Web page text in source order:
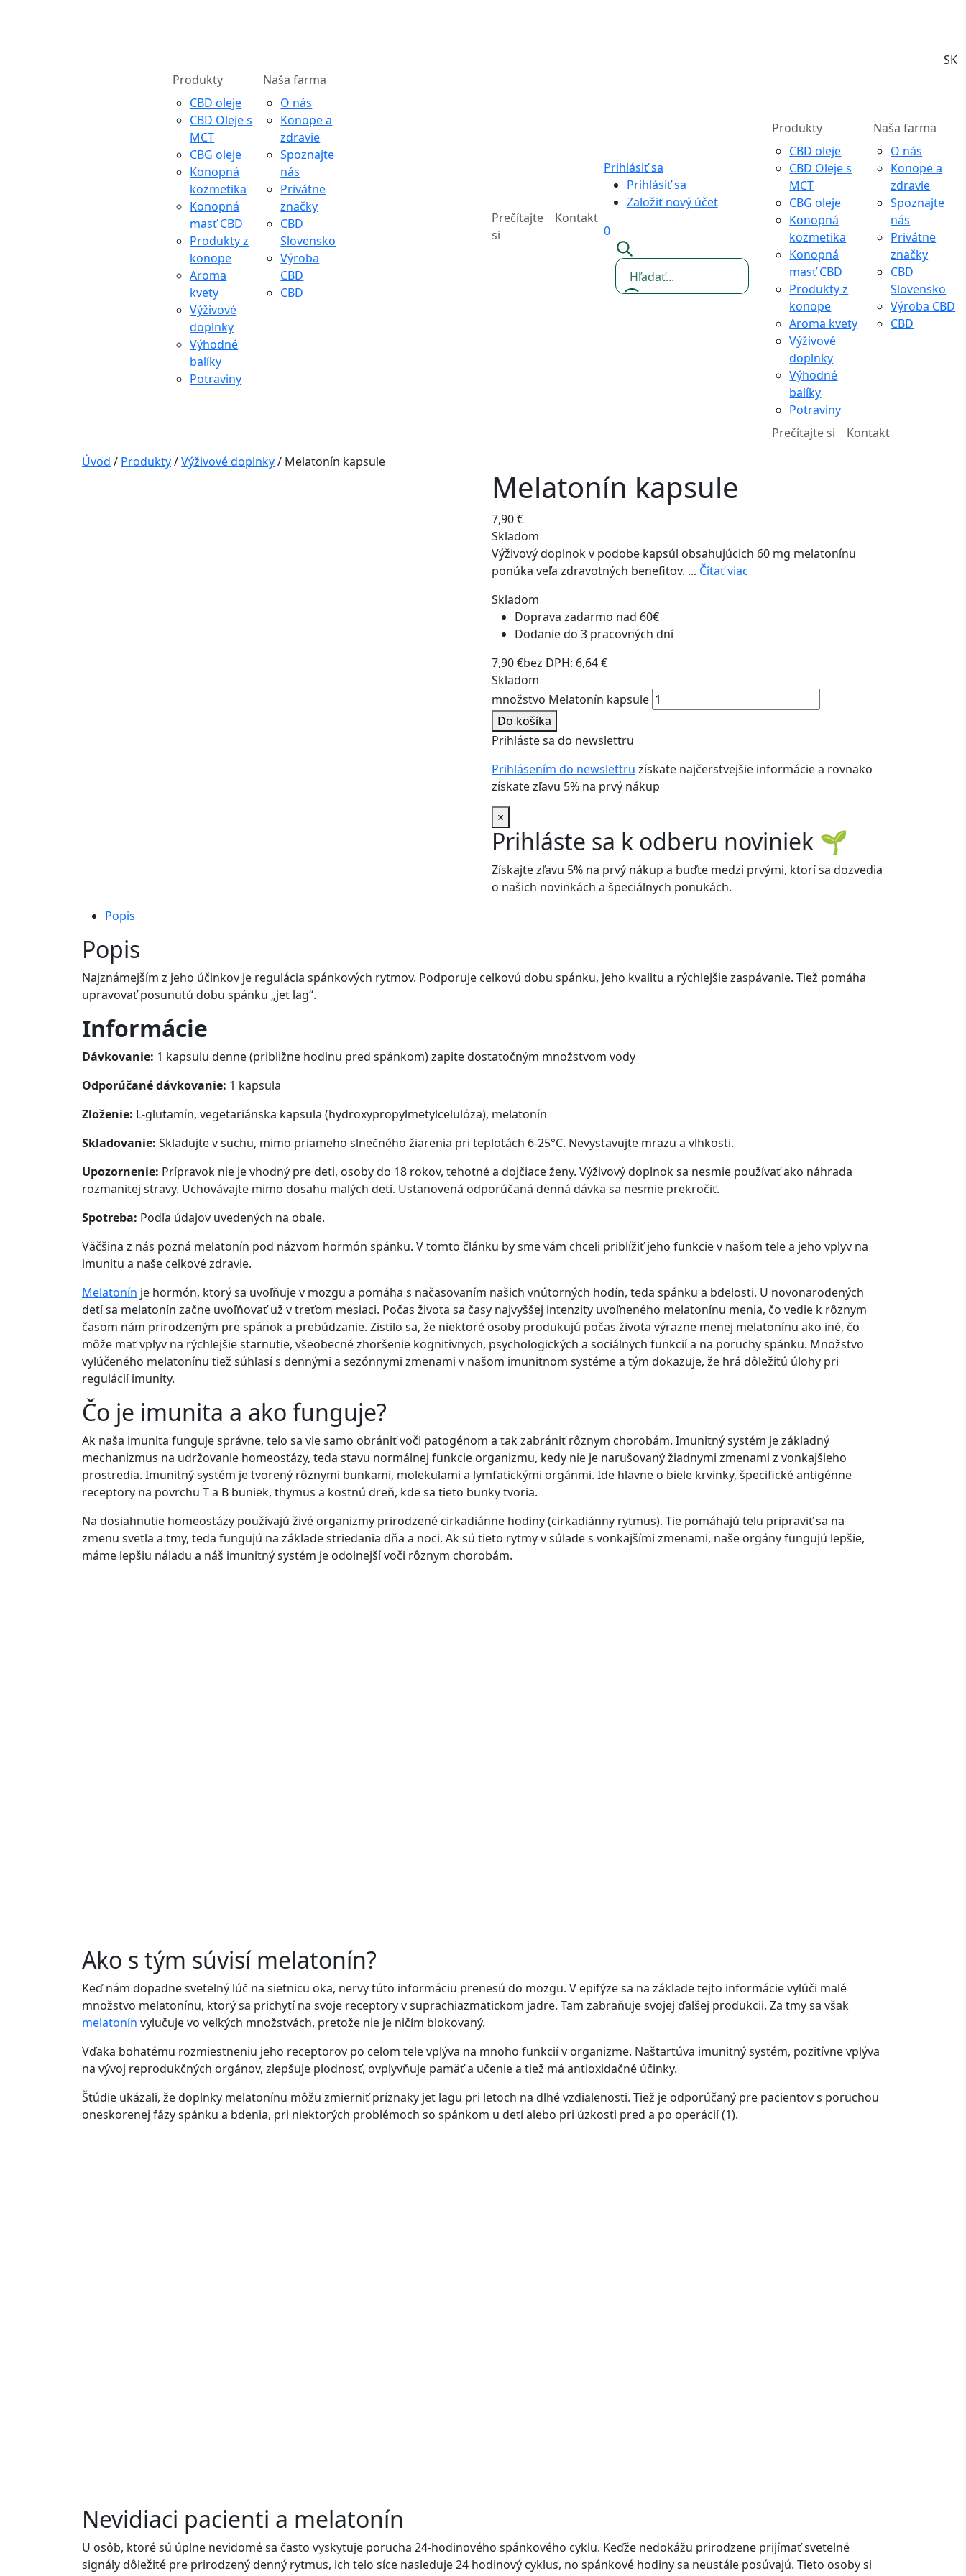
Produkty
CBD oleje
CBD Oleje s
MCT
CBG oleje
Konopná
kozmetika
Konopná
masť CBD
Produkty z
konope
Aroma
kvety
Výživové
doplnky
Výhodné
balíky
Potraviny
Naša farma
O nás
Konope a
zdravie
Spoznajte
nás
Privátne
značky
CBD
Slovensko
Výroba
CBD
CBD
Prečítajte
si
Kontakt
Prihlásiť sa
Prihlásiť sa
Založiť nový účet
0
SK
Produkty
CBD oleje
CBD Oleje s
MCT
CBG oleje
Konopná
kozmetika
Konopná
masť CBD
Produkty z
konope
Aroma kvety
Výživové
doplnky
Výhodné
balíky
Potraviny
Naša farma
O nás
Konope a
zdravie
Spoznajte
nás
Privátne
značky
CBD
Slovensko
Výroba CBD
CBD
Prečítajte si
Kontakt
Úvod / Produkty/Výživové doplnky/ Melatonín kapsule
Melatonín kapsule
7,90€
Skladom
Výživový doplnok v podobe kapsúl obsahujúcich 60 mg melatonínu
ponúka veľa zdravotných benefitov. ... Čítať viac
Skladom
Doprava zadarmo nad 60€
Dodanie do 3 pracovných dní
7,90€bez DPH: 6,64€
Skladom
množstvo Melatonín kapsule
Do košíka
Prihláste sa do newslettru
Prihlásením do newslettru získate najčerstvejšie informácie a rovnako
získate zľavu 5% na prvý nákup
×
Prihláste sa k odberu noviniek 🌱
Získajte zľavu 5% na prvý nákup a buďte medzi prvými, ktorí sa dozvedia
o našich novinkách a špeciálnych ponukách.
Popis
Popis
Najznámejším z jeho účinkov je regulácia spánkových rytmov. Podporuje celkovú dobu spánku, jeho kvalitu a rýchlejšie zaspávanie. Tiež pomáha
upravovať posunutú dobu spánku „jet lag“.
Informácie
Dávkovanie: 1 kapsulu denne (približne hodinu pred spánkom) zapite dostatočným množstvom vody
Odporúčané dávkovanie: 1 kapsula
Zloženie: L-glutamín, vegetariánska kapsula (hydroxypropylmetylcelulóza), melatonín
Skladovanie: Skladujte v suchu, mimo priameho slnečného žiarenia pri teplotách 6-25°C. Nevystavujte mrazu a vlhkosti.
Upozornenie: Prípravok nie je vhodný pre deti, osoby do 18 rokov, tehotné a dojčiace ženy. Výživový doplnok sa nesmie používať ako náhrada
rozmanitej stravy. Uchovávajte mimo dosahu malých detí. Ustanovená odporúčaná denná dávka sa nesmie prekročiť.
Spotreba: Podľa údajov uvedených na obale.
Väčšina z nás pozná melatonín pod názvom hormón spánku. V tomto článku by sme vám chceli priblížiť jeho funkcie v našom tele a jeho vplyv na
imunitu a naše celkové zdravie.
Melatonín je hormón, ktorý sa uvoľňuje v mozgu a pomáha s načasovaním našich vnútorných hodín, teda spánku a bdelosti. U novonarodených
detí sa melatonín začne uvoľňovať už v treťom mesiaci. Počas života sa časy najvyššej intenzity uvoľneného melatonínu menia, čo vedie k rôznym
časom nám prirodzeným pre spánok a prebúdzanie. Zistilo sa, že niektoré osoby produkujú počas života výrazne menej melatonínu ako iné, čo
môže mať vplyv na rýchlejšie starnutie, všeobecné zhoršenie kognitívnych, psychologických a sociálnych funkcií a na poruchy spánku. Množstvo
vylúčeného melatonínu tiež súhlasí s dennými a sezónnymi zmenami v našom imunitnom systéme a tým dokazuje, že hrá dôležitú úlohy pri
regulácií imunity.
Čo je imunita a ako funguje?
Ak naša imunita funguje správne, telo sa vie samo obrániť voči patogénom a tak zabrániť rôznym chorobám. Imunitný systém je základný
mechanizmus na udržovanie homeostázy, teda stavu normálnej funkcie organizmu, kedy nie je narušovaný žiadnymi zmenami z vonkajšieho
prostredia. Imunitný systém je tvorený rôznymi bunkami, molekulami a lymfatickými orgánmi. Ide hlavne o biele krvinky, špecifické antigénne
receptory na povrchu T a B buniek, thymus a kostnú dreň, kde sa tieto bunky tvoria.
Na dosiahnutie homeostázy používajú živé organizmy prirodzené cirkadiánne hodiny (cirkadiánny rytmus). Tie pomáhajú telu pripraviť sa na
zmenu svetla a tmy, teda fungujú na základe striedania dňa a noci. Ak sú tieto rytmy v súlade s vonkajšími zmenami, naše orgány fungujú lepšie,
máme lepšiu náladu a náš imunitný systém je odolnejší voči rôznym chorobám.
Ako s tým súvisí melatonín?
Keď nám dopadne svetelný lúč na sietnicu oka, nervy túto informáciu prenesú do mozgu. V epifýze sa na základe tejto informácie vylúči malé
množstvo melatonínu, ktorý sa prichytí na svoje receptory v suprachiazmatickom jadre. Tam zabraňuje svojej ďalšej produkcii. Za tmy sa však
melatonín vylučuje vo veľkých množstvách, pretože nie je ničím blokovaný.
Vďaka bohatému rozmiestneniu jeho receptorov po celom tele vplýva na mnoho funkcií v organizme. Naštartúva imunitný systém, pozitívne vplýva
na vývoj reprodukčných orgánov, zlepšuje plodnosť, ovplyvňuje pamäť a učenie a tiež má antioxidačné účinky.
Štúdie ukázali, že doplnky melatonínu môžu zmierniť príznaky jet lagu pri letoch na dlhé vzdialenosti. Tiež je odporúčaný pre pacientov s poruchou
oneskorenej fázy spánku a bdenia, pri niektorých problémoch so spánkom u detí alebo pri úzkosti pred a po operácií (1).
Nevidiaci pacienti a melatonín
U osôb, ktoré sú úplne nevidomé sa často vyskytuje porucha 24-hodinového spánkového cyklu. Keďže nedokážu prirodzene prijímať svetelné
signály dôležité pre prirodzený denný rytmus, ich telo síce nasleduje 24 hodinový cyklus, no spánkové hodiny sa neustále posúvajú. Tieto osoby si